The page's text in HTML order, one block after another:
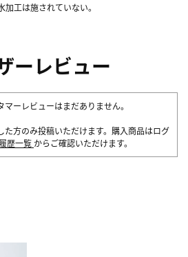
工は施されていない。
ーレビュー
ーレビューはまだありません。
た方のみ投稿いただけます。購入商品はログ
歴一覧 からご確認いただけます。